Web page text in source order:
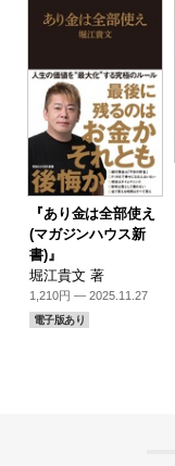
『あり金は全部使え
(マガジンハウス新
書)』
堀江貴文 著
1,210円 — 2025.11.27
電子版あり